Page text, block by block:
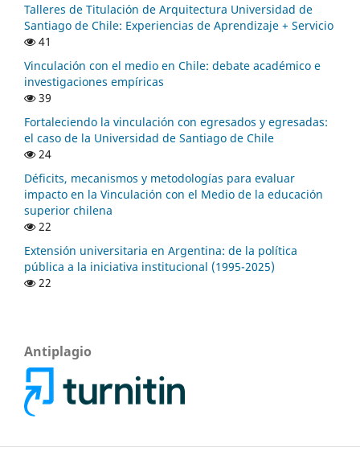
Talleres de Titulación de Arquitectura Universidad de
Santiago de Chile: Experiencias de Aprendizaje + Servicio
41
Vinculación con el medio en Chile: debate académico e
investigaciones empíricas
39
Fortaleciendo la vinculación con egresados y egresadas:
el caso de la Universidad de Santiago de Chile
24
Déficits, mecanismos y metodologías para evaluar
impacto en la Vinculación con el Medio de la educación
superior chilena
22
Extensión universitaria en Argentina: de la política
pública a la iniciativa institucional (1995-2025)
22
Antiplagio